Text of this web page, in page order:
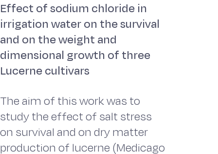
Effect of sodium chloride in
irrigation water on the survival
and on the weight and
dimensional growth of three
Lucerne cultivars
The aim of this work was to
study the effect of salt stress
on survival and on dry matter
production of lucerne (Medicago